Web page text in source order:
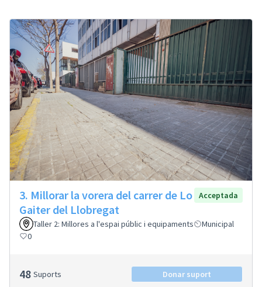
3. Millorar la vorera del carrer de Lo
Gaiter del Llobregat
Acceptada
Taller 2: Millores a l'espai públic i equipaments
Municipal
0
48 Suports Donar suport